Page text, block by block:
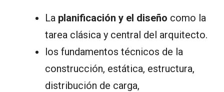
La planificación y el diseño como la
tarea clásica y central del arquitecto.
los fundamentos técnicos de la
construcción, estática, estructura,
distribución de carga,